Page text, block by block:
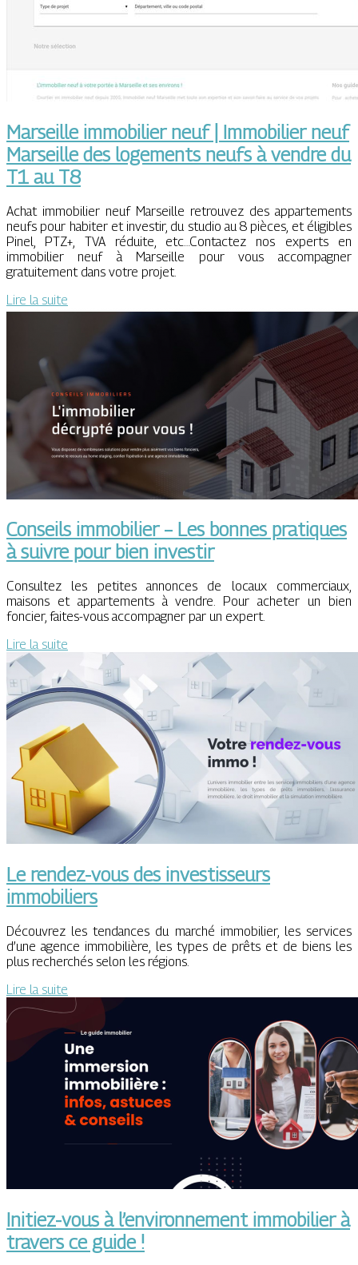
Marseille immobilier neuf | Immobilier neuf
Marseille des logements neufs à vendre du
T1 au T8
Achat immobilier neuf Marseille retrouvez des appartements
neufs pour habiter et investir, du studio au 8 pièces, et éligibles
Pinel, PTZ+, TVA réduite, etc…Contactez nos experts en
immobilier neuf à Marseille pour vous accompagner
gratuitement dans votre projet.
Lire la suite
Conseils immobilier – Les bonnes pratiques
à suivre pour bien investir
Consultez les petites annonces de locaux commerciaux,
maisons et appartements à vendre. Pour acheter un bien
foncier, faites-vous accompagner par un expert.
Lire la suite
Le rendez-vous des investisseurs
immobiliers
Découvrez les tendances du marché immobilier, les services
d’une agence immobilière, les types de prêts et de biens les
plus recherchés selon les régions.
Lire la suite
Initiez-vous à l’environnement immobilier à
travers ce guide !